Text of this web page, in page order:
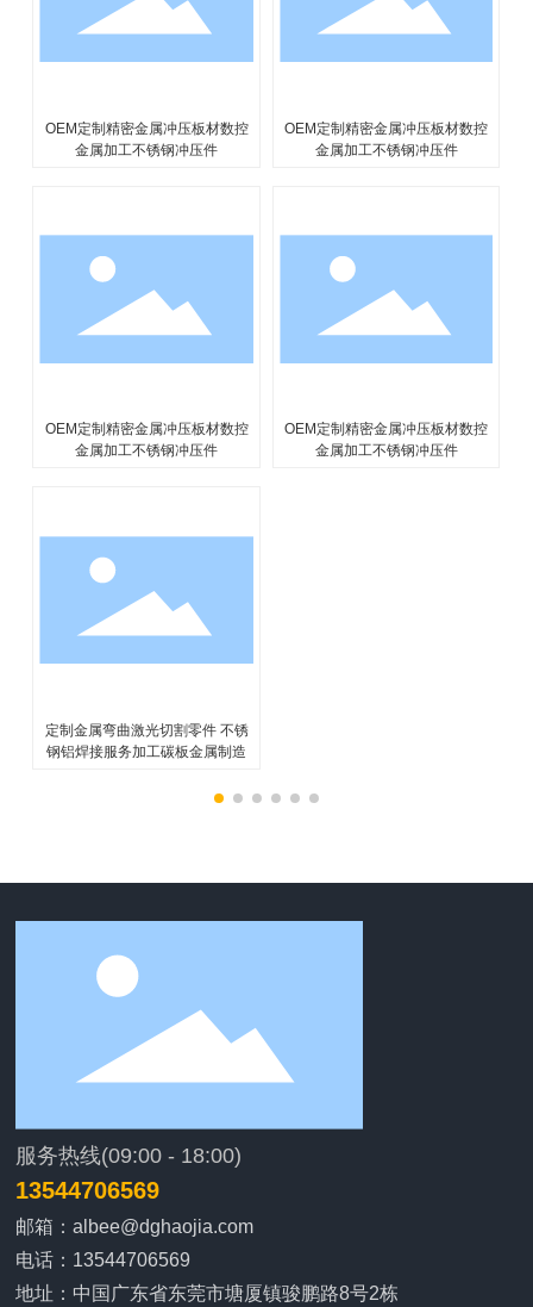
定制金属弯曲激光切割零件 不锈
钢铝焊接服务加工碳板金属制造
定制金属弯曲激光切割零件 不锈
钢铝焊接服务加工碳板金属制造
定制金属弯曲激光切割零件 不锈
钢铝焊接服务加工碳板金属制造
定制金属弯曲激光切割零件 不锈
钢铝焊接服务加工碳板金属制造
高精度五轴数控金属加工铣削不
锈钢黄铜铝钛数控车削机械部件
服务热线(09:00 - 18:00)
13544706569
邮箱：albee@dghaojia.com
电话： 13544706569
地址：中国广东省东莞市塘厦镇骏鹏路8号2栋